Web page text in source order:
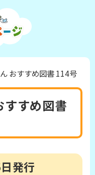
おすすめ図書 114号
すめ図書
発行